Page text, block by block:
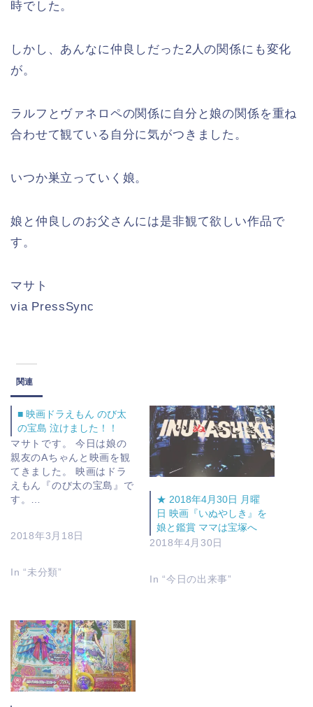
時でした。
しかし、あんなに仲良しだった2人の関係にも変化
が。
ラルフとヴァネロペの関係に自分と娘の関係を重ね
合わせて観ている自分に気がつきました。
いつか巣立っていく娘。
娘と仲良しのお父さんには是非観て欲しい作品で
す。
マサト
via PressSync
関連
■ 映画ドラえもん のび太
の宝島 泣けました！！
マサトです。 今日は娘の
親友のAちゃんと映画を観
てきました。 映画はドラ
えもん『のび太の宝島』で
す。…
2018年3月18日
In “未分類”
★ 2018年4月30日 月曜
日 映画『いぬやしき』を
娘と鑑賞 ママは宝塚へ
2018年4月30日
In “今日の出来事”